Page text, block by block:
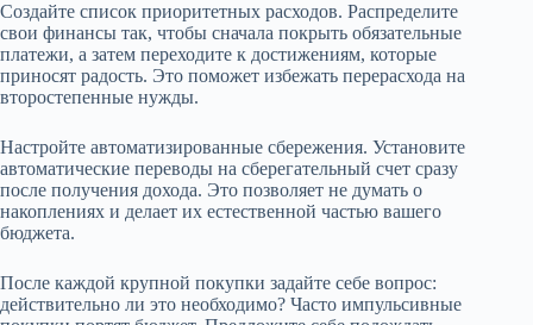
Создайте список приоритетных расходов. Распределите
свои финансы так, чтобы сначала покрыть обязательные
платежи, а затем переходите к достижениям, которые
приносят радость. Это поможет избежать перерасхода на
второстепенные нужды.
Настройте автоматизированные сбережения. Установите
автоматические переводы на сберегательный счет сразу
после получения дохода. Это позволяет не думать о
накоплениях и делает их естественной частью вашего
бюджета.
После каждой крупной покупки задайте себе вопрос:
действительно ли это необходимо? Часто импульсивные